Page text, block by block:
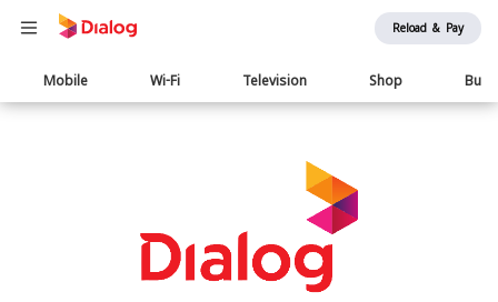
Reload & Pay
Main
navigation
Mobile Wi-Fi Television Shop